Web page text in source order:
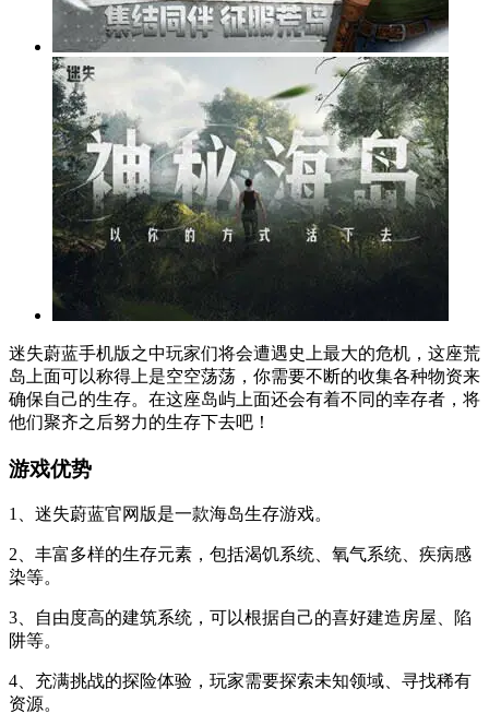
迷失蔚蓝手机版之中玩家们将会遭遇史上最大的危机，这座荒
岛上面可以称得上是空空荡荡，你需要不断的收集各种物资来
确保自己的生存。在这座岛屿上面还会有着不同的幸存者，将
他们聚齐之后努力的生存下去吧！
游戏优势
1、迷失蔚蓝官网版是一款海岛生存游戏。
2、丰富多样的生存元素，包括渴饥系统、氧气系统、疾病感
染等。
3、自由度高的建筑系统，可以根据自己的喜好建造房屋、陷
阱等。
4、充满挑战的探险体验，玩家需要探索未知领域、寻找稀有
资源。